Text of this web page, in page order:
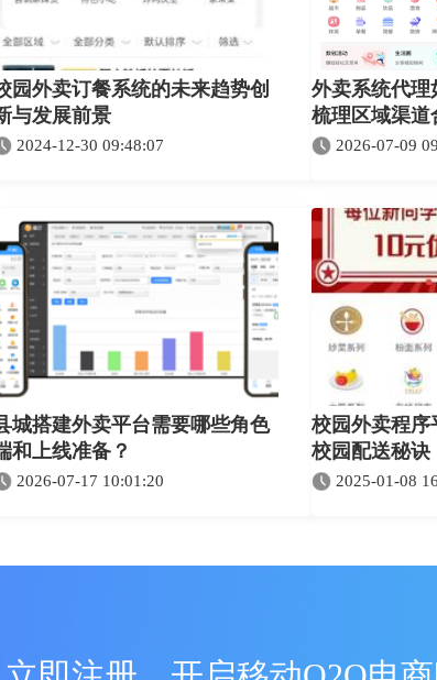
园外卖订餐系统的未来趋势创
与发展前景
2024-12-30 09:48:07
外卖系统代理
梳理区域渠道
2026-07-09
城搭建外卖平台需要哪些角色
和上线准备？
2026-07-17 10:01:20
校园外卖程序
校园配送秘诀
2025-01-08